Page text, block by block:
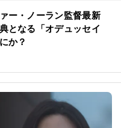
ー・ノーラン監督最新
となる「オデュッセイ
か？